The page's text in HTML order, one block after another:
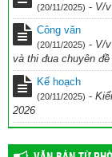
(20/11/2025) - V/
Công văn
(20/11/2025) - V/
và thi đua chuyên
Kế hoạch
(20/11/2025) -
2026